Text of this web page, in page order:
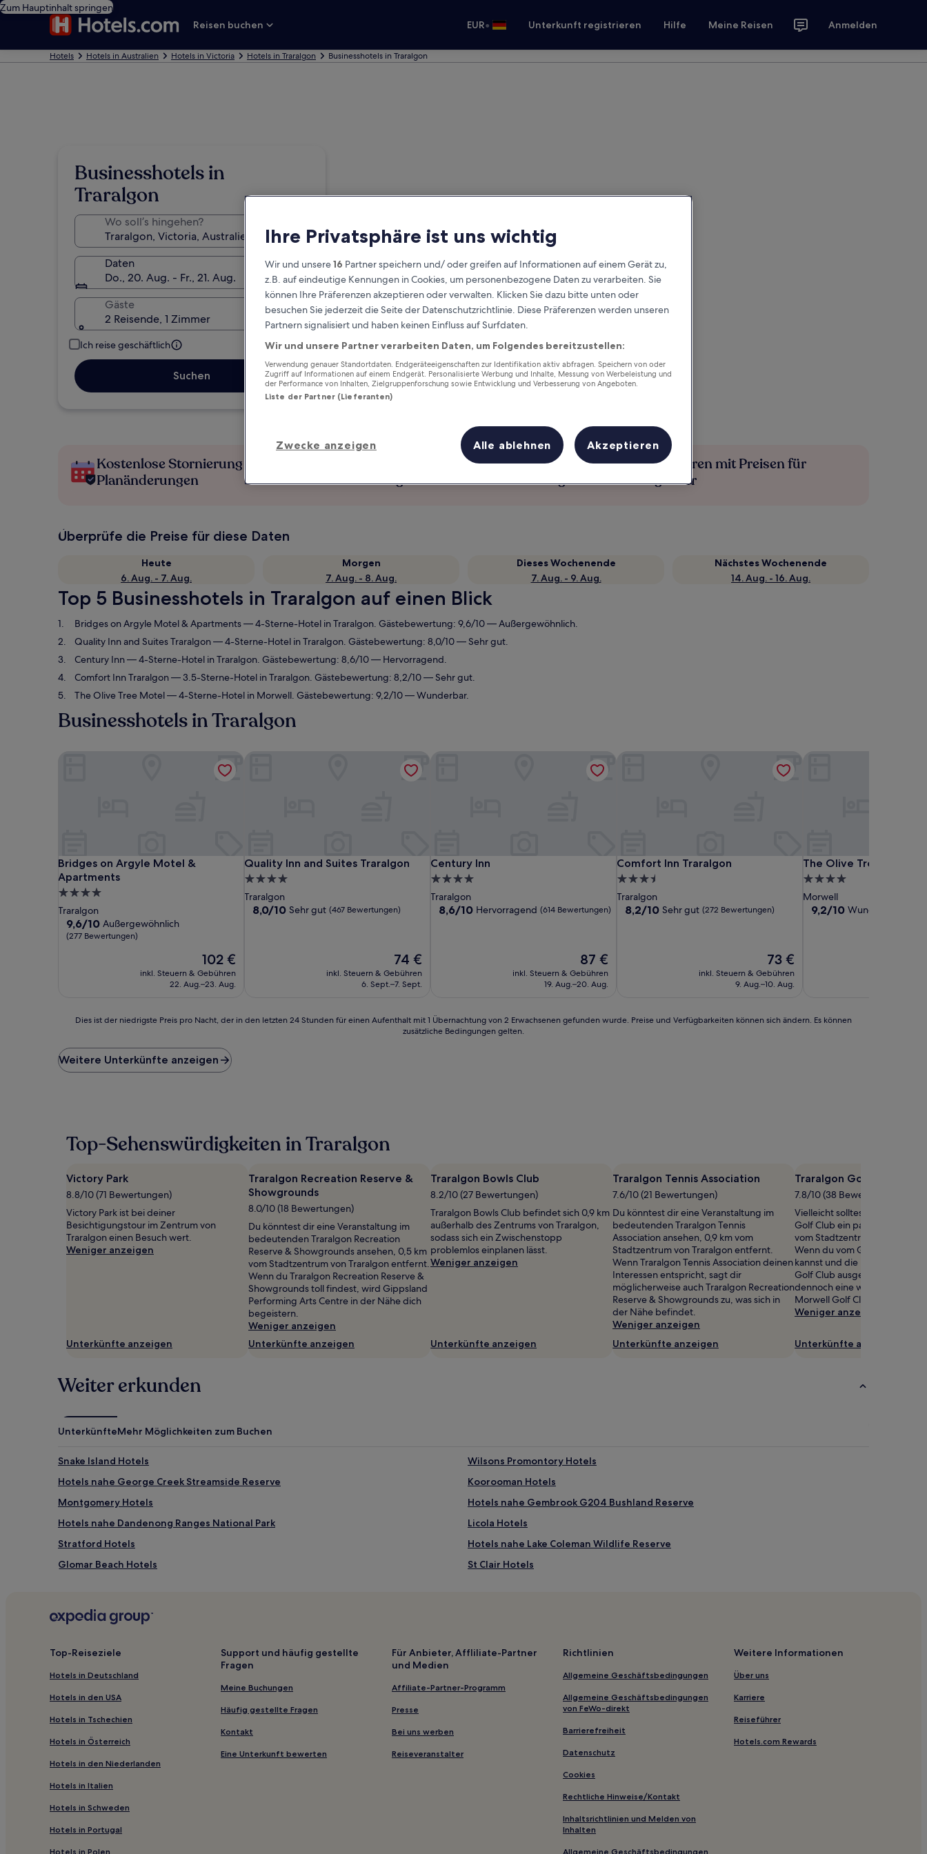
Zum Hauptinhalt springen
Reisen buchen
EUR• Unterkunft registrieren Hilfe Meine Reisen Anmelden
Hotels Hotels in Australien Hotels in Victoria Hotels in Traralgon Businesshotels in Traralgon
Businesshotels in
Traralgon
Wo soll’s hingehen?
Daten
Do., 20. Aug. - Fr., 21. Aug.
Gäste
2 Reisende, 1 Zimmer
Ich reise geschäftlich
Suchen
Kostenlose Stornierung bei
Planänderungen
Verdiene Prämien für jede
wahrgenommene Übernachtung
Mehr sparen mit Preisen für
Mitglieder
Überprüfe die Preise für diese Daten
Heute
6. Aug. - 7. Aug.
Morgen
7. Aug. - 8. Aug.
Dieses Wochenende
7. Aug. - 9. Aug.
Nächstes Wochenende
14. Aug. - 16. Aug.
Top 5 Businesshotels in Traralgon auf einen Blick
Bridges on Argyle Motel & Apartments— 4-Sterne-Hotel in Traralgon. Gästebewertung: 9,6/10 — Außergewöhnlich.
Quality Inn and Suites Traralgon— 4-Sterne-Hotel in Traralgon. Gästebewertung: 8,0/10 — Sehr gut.
Century Inn— 4-Sterne-Hotel in Traralgon. Gästebewertung: 8,6/10 — Hervorragend.
Comfort Inn Traralgon— 3.5-Sterne-Hotel in Traralgon. Gästebewertung: 8,2/10 — Sehr gut.
The Olive Tree Motel— 4-Sterne-Hotel in Morwell. Gästebewertung: 9,2/10 — Wunderbar.
Businesshotels in Traralgon
Bridges on Argyle Motel &
Apartments
Bridges on Argyle Motel & Apartments
4.0-
Sterne-
Unterkunft
Traralgon
9.6
von
9,6/10 Außergewöhnlich
(277 Bewertungen)
Der
Preis
beträgt
102 €
inkl. Steuern & Gebühren
22. Aug.–23. Aug.
Bridges on Argyle Motel & Apartments
Quality Inn and Suites Traralgon
Quality Inn and Suites Traralgon
4.0-
Sterne-
Unterkunft
Traralgon
8.0
8,0/10 Sehr gut (467 Bewertungen)
Der
Preis
beträgt
74 €
inkl. Steuern & Gebühren
6. Sept.–7. Sept.
Century Inn
Century Inn
4.0-
Sterne-
Unterkunft
Traralgon
8.6
8,6/10 Hervorragend (614 Bewertungen)
Der
Preis
beträgt
87 €
inkl. Steuern & Gebühren
19. Aug.–20. Aug.
Comfort Inn Traralgon
Comfort Inn Traralgon
3.5-
Sterne-
Unterkunft
Traralgon
8.2
8,2/10 Sehr gut (272 Bewertungen)
Der
Preis
beträgt
73 €
inkl. Steuern & Gebühren
9. Aug.–10. Aug.
The Olive Tree Motel
The Olive Tree Motel
4.0-
Sterne-
Unterkunft
Morwell
9.2
9,2/10 Wunderbar
der
niedrigste
Preis
letzten
24 Stunden
einen
Aufenthalt
mit
1 Übernachtung
von
2 Erwachsenen
gefunden
ändern.
zusätzliche
Bedingungen
Dies ist der niedrigste Preis pro Nacht, der in den letzten 24 Stunden für einen Aufenthalt mit 1 Übernachtung von 2 Erwachsenen gefunden wurde. Preise und Verfügbarkeiten können sich ändern. Es können
zusätzliche Bedingungen gelten.
Weitere Unterkünfte anzeigen
Top-Sehenswürdigkeiten in Traralgon
Victory Park
8.8/10 (71 Bewertungen)
Victory Park ist bei deiner
Besichtigungstour im Zentrum von
Traralgon einen Besuch wert.
Weniger anzeigen
Unterkünfte anzeigen
Traralgon Recreation Reserve &
Showgrounds
8.0/10 (18 Bewertungen)
Du könntest dir eine Veranstaltung im
bedeutenden Traralgon Recreation
Reserve & Showgrounds ansehen, 0,5 km
vom Stadtzentrum von Traralgon entfernt.
Wenn du Traralgon Recreation Reserve &
Showgrounds toll findest, wird Gippsland
Performing Arts Centre in der Nähe dich
begeistern.
Weniger anzeigen
Unterkünfte anzeigen
Traralgon Bowls Club
8.2/10 (27 Bewertungen)
Traralgon Bowls Club befindet sich 0,9 km
außerhalb des Zentrums von Traralgon,
sodass sich ein Zwischenstopp
problemlos einplanen lässt.
Weniger anzeigen
Unterkünfte anzeigen
Traralgon Tennis Association
7.6/10 (21 Bewertungen)
Du könntest dir eine Veranstaltung im
bedeutenden Traralgon Tennis
Association ansehen, 0,9 km vom
Stadtzentrum von Traralgon entfernt.
Wenn Traralgon Tennis Association deinen
Interessen entspricht, sagt dir
möglicherweise auch Traralgon Recreation
Reserve & Showgrounds zu, was sich in
der Nähe befindet.
Weniger anzeigen
Unterkünfte anzeigen
Traralgon Golf Club
7.8/10 (38 Bewertungen)
Vielleicht solltest du auf dem
Golf Club ein paar Runden
vom Stadtzentrum von
Wenn du vom Golfen nicht
kannst und die Möglichkeiten
Golf Club ausgeschöpft hast,
dennoch eine weitere Runde
Morwell Golf Club ist ganz in
Weniger anzeigen
Unterkünfte anzeigen
Weiter erkunden
UnterkünfteMehr Möglichkeiten zum Buchen
Snake Island Hotels
Wilsons Promontory Hotels
Hotels nahe George Creek Streamside Reserve
Koorooman Hotels
Montgomery Hotels
Hotels nahe Gembrook G204 Bushland Reserve
Hotels nahe Dandenong Ranges National Park
Licola Hotels
Stratford Hotels
Hotels nahe Lake Coleman Wildlife Reserve
Glomar Beach Hotels
St Clair Hotels
Lake Wellington Hotels
Welshpool Hotels
Gainsborough Hotels
Vervale Hotels
Hotels nahe Britannia Creek G181 Bushland Reserve
Dutson Hotels
Erica Hotels
Hotels nahe Avon – Mount Hedrick Scenic Reserve
Westernport Bay: Hotels
Mardan Hotels
Top-Reiseziele
Hotels in Deutschland
Hotels in den USA
Hotels in Tschechien
Hotels in Österreich
Hotels in den Niederlanden
Hotels in Italien
Hotels in Schweden
Hotels in Portugal
Hotels in Polen
Support und häufig gestellte
Fragen
Meine Buchungen
Häufig gestellte Fragen
Kontakt
Eine Unterkunft bewerten
Für Anbieter, Affliliate-Partner
und Medien
Affiliate-Partner-Programm
Presse
Bei uns werben
Reiseveranstalter
Richtlinien
Allgemeine Geschäftsbedingungen
Allgemeine Geschäftsbedingungen
von FeWo-direkt
Barrierefreiheit
Datenschutz
Cookies
Rechtliche Hinweise/Kontakt
Inhaltsrichtlinien und Melden von
Inhalten
Allgemeine Geschäftsbedingungen
Weitere Informationen
Über uns
Karriere
Reiseführer
Hotels.com Rewards
Ihre Privatsphäre ist uns wichtig
Wir und unsere16 Partner speichern und/ oder greifen auf Informationen auf einem Gerät zu,
z.B. auf eindeutige Kennungen in Cookies, um personenbezogene Daten zu verarbeiten. Sie
können Ihre Präferenzen akzeptieren oder verwalten. Klicken Sie dazu bitte unten oder
besuchen Sie jederzeit die Seite der Datenschutzrichtlinie. Diese Präferenzen werden unseren
Partnern signalisiert und haben keinen Einfluss auf Surfdaten.
Wir und unsere Partner verarbeiten Daten, um Folgendes bereitzustellen:
Verwendung genauer Standortdaten. Endgeräteeigenschaften zur Identifikation aktiv abfragen. Speichern von oder
Zugriff auf Informationen auf einem Endgerät. Personalisierte Werbung und Inhalte, Messung von Werbeleistung und
der Performance von Inhalten, Zielgruppenforschung sowie Entwicklung und Verbesserung von Angeboten.
Liste der Partner (Lieferanten)
Zwecke anzeigen Alle ablehnen Akzeptieren